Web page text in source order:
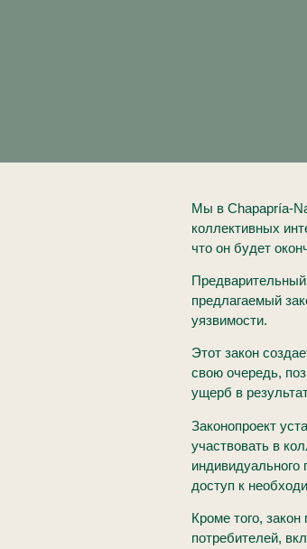
Мы в Chapapría-
коллективных
что он будет
Предварительный
предлагаемый
уязвимости.
Этот закон
свою очередь,
ущерб в
Законопроект
участвовать в
индивидуального
доступ к
Кроме того,
потребителей,